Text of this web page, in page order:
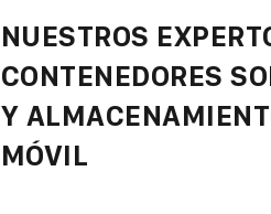
NUESTROS
CONTENEDORES
Y
MÓVIL